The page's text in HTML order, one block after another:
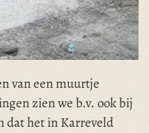
van een muurtje
zien we b.v. ook bij
dat het in Karreveld